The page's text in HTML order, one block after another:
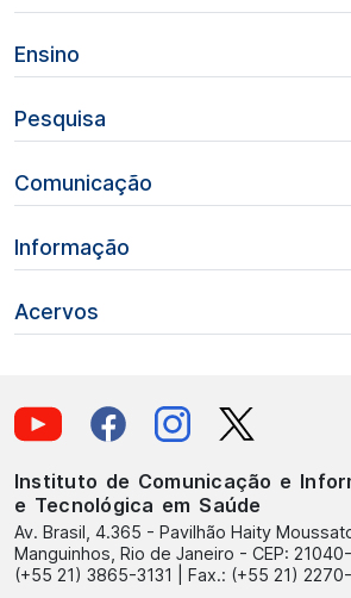
Ensino
Pesquisa
Comunicação
Informação
Acervos
Instituto de Comunicação e
e Tecnológica em Saúde
Av. Brasil, 4.365 - Pavilhão Haity
Manguinhos, Rio de Janeiro - CEP:
(+55 21) 3865-3131 | Fax.: (+55 21)